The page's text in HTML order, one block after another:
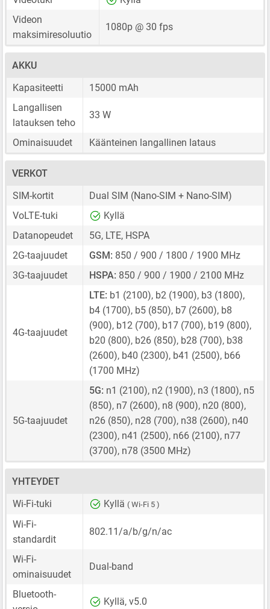
Videon
maksimiresoluutio
1080p @ 30 fps
AKKU
Kapasiteetti
15000 mAh
Langallisen
latauksen teho
33 W
Ominaisuudet Käänteinen langallinen lataus
VERKOT
SIM-kortit
Dual SIM (Nano-SIM + Nano-SIM)
VoLTE-tuki
Kyllä
Datanopeudet
5G, LTE, HSPA
2G-taajuudet
GSM: 850 / 900 / 1800 / 1900 MHz
3G-taajuudet
HSPA: 850 / 900 / 1900 / 2100 MHz
4G-taajuudet
LTE: b1 (2100), b2 (1900), b3 (1800),
b4 (1700), b5 (850), b7 (2600), b8
(900), b12 (700), b17 (700), b19 (800),
b20 (800), b26 (850), b28 (700), b38
(2600), b40 (2300), b41 (2500), b66
(1700 MHz)
5G-taajuudet
5G: n1 (2100), n2 (1900), n3 (1800), n5
(850), n7 (2600), n8 (900), n20 (800),
n26 (850), n28 (700), n38 (2600), n40
(2300), n41 (2500), n66 (2100), n77
(3700), n78 (3500 MHz)
YHTEYDET
Wi-Fi-tuki
Kyllä ( Wi-Fi 5 )
Wi-Fi-
standardit
802.11/a/b/g/n/ac
Wi-Fi-
ominaisuudet
Dual-band
Bluetooth-
Kyllä, v5.0